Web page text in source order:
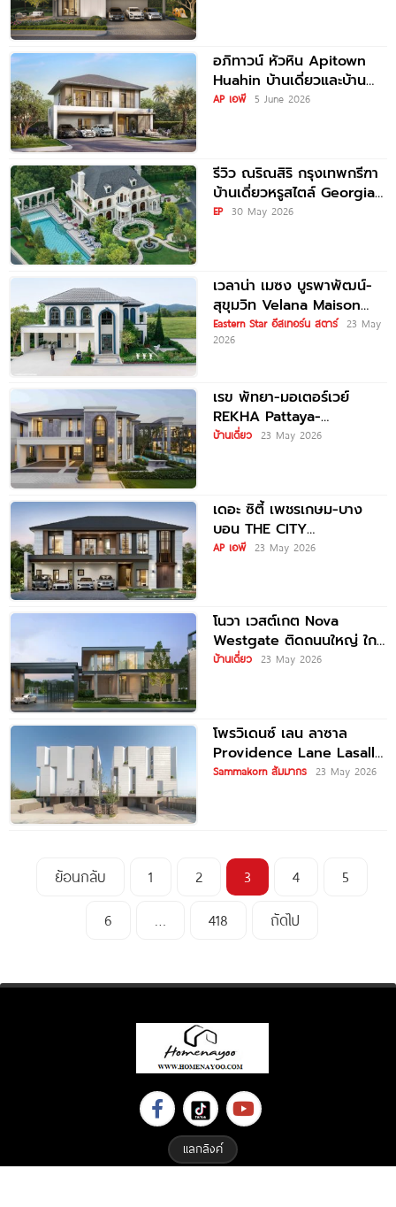
อภิทาวน์ หัวหิน Apitown
Huahin บ้านเดี่ยวและบ้าน
แฝด 2 ชั้น จาก AP
AP เอพี 5 June 2026
รีวิว ณริณสิริ กรุงเทพกรีฑา
บ้านเดี่ยวหรูสไตล์ Georgian
Revival ใกล้ รร.นานาชาติ
EP 30 May 2026
เวลาน่า เมซง บูรพาพัฒน์-
สุขุมวิท Velana Maison
Burapapha-Sukhumvit
บ้านเดี่ยวหรูสไตล์ฝรั่งเศส วิว
Eastern Star อีสเทอร์น สตาร์
23 May
2026
เรข พัทยา-มอเตอร์เวย์
REKHA Pattaya-
Motorway บ้านเดี่ยวหรู
บ้านเดี่ยว 23 May 2026
เดอะ ซิตี้ เพชรเกษม-บาง
บอน THE CITY
Petchkasem-Bangbon
AP เอพี 23 May 2026
โนวา เวสต์เกต Nova
Westgate ติดถนนใหญ่ ใกล้
รถไฟฟ้า เริ่ม 5.49 ล้านบาท*
บ้านเดี่ยว 23 May 2026
โพรวิเดนซ์ เลน ลาซาล
Providence Lane Lasalle
บ้านแฝดหรู 3.5 ชั้น สไตล์
Sammakorn สัมมากร 23 May 2026
ย้อนกลับ 1 2 3 4
5
6
… 418 ถัดไป
แลกลิงค์